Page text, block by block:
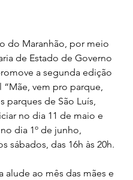
do Maranhão, por meio
de Estado de Governo
a segunda edição
“Mãe, vem pro parque,
parques de São Luís,
no dia 11 de maio e
dia 1º de junho,
sábados, das 16h às 20h.
alude ao mês das mães e